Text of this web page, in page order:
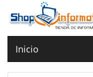
Inicio